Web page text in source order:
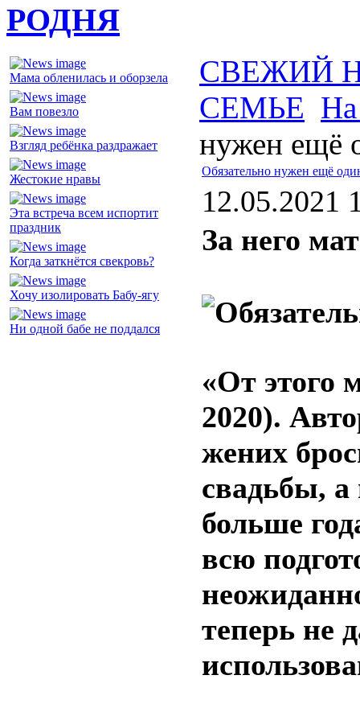
РОДНЯ
Мама обленилась и оборзела
Вам повезло
Взгляд ребёнка раздражает
Жестокие нравы
Эта встреча всем испортит
праздник
Когда заткнётся свекровь?
Хочу изолировать Бабу-ягу
Ни одной бабе не поддался
СВЕЖИЙ
СЕМЬЕ На
нужен ещё
Обязательно нужен ещё
12.05.2021
За него
«От этого
2020).
жених
свадьбы, а
больше
всю
теперь не